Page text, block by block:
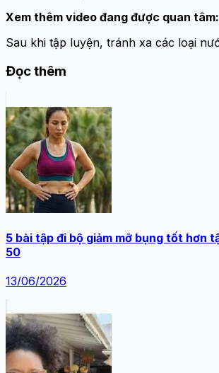
Xem thêm video đang được quan tâm:
Sau khi tập luyện, tránh xa các loại
Đọc thêm
5 bài tập đi bộ giảm mỡ bụng tốt hơn
50
13/06/2026